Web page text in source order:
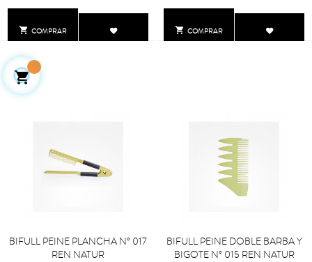
 COMPRAR  COMPRAR
BIFULL PEINE PLANCHA Nº 017
REN NATUR
BIFULL PEINE DOBLE BARBA Y
BIGOTE Nº 015 REN NATUR
